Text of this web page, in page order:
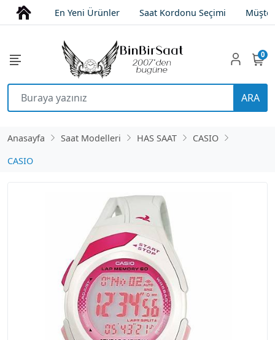
En Yeni Ürünler Saat Kordonu Seçimi
ARA
0
Anasayfa Saat Modelleri HAS SAAT
CASIO
CASIO